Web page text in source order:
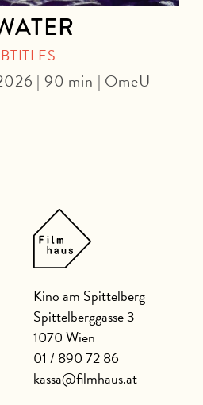
| 90 min | OmeU
Kino am Spittelberg
Spittelberggasse 3
1070 Wien
01 / 890 72 86
kassa@filmhaus.at